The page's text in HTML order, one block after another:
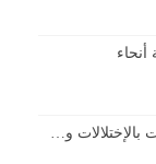
أنحاء
بالإختلالات و…